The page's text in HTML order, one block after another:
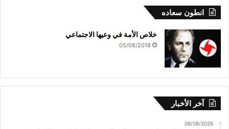
انطون سعاده
خلاص الأمة في وعيها الاجتماعي
05/08/2018
آخر الأخبار
06/08/2026